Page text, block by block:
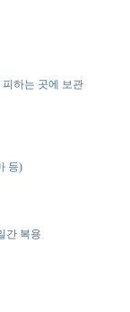
피하는 곳에 보관
등)
간 복용